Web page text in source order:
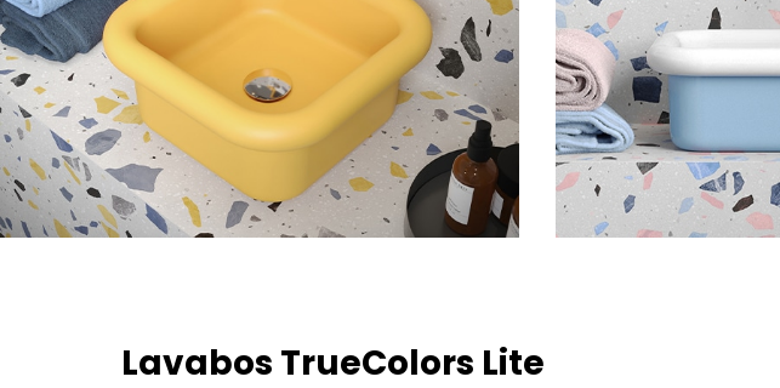
Nous vous invitons à nous contacter pour tout
Lavabos TrueColors Lite